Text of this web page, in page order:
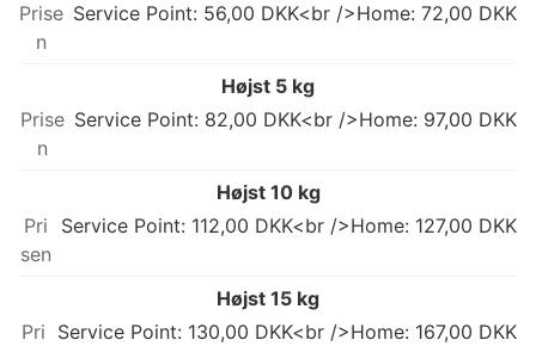
Service Point: 56,00 DKK<br />Home: 72,00 DKK
Højst 5 kg
Service Point: 82,00 DKK<br />Home: 97,00 DKK
Højst 10 kg
Service Point: 112,00 DKK<br />Home: 127,00 DKK
Højst 15 kg
Service Point: 130,00 DKK<br />Home: 167,00 DKK